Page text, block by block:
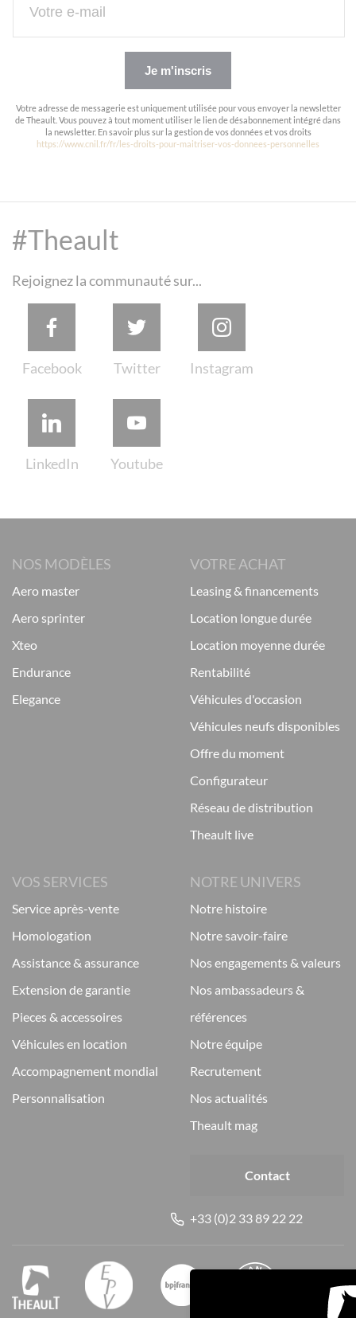
Je m'inscris
Votre adresse de messagerie est uniquement utilisée pour vous envoyer la newsletter
de Theault. Vous pouvez à tout moment utiliser le lien de désabonnement intégré dans
la newsletter. En savoir plus sur la gestion de vos données et vos droits
https://www.cnil.fr/fr/les-droits-pour-maitriser-vos-donnees-personnelles
#Theault
Rejoignez la communauté sur...
NOS MODÈLES
aero master
aero sprinter
xteo
endurance
elegance
VOTRE ACHAT
leasing & financements
location longue durée
location moyenne durée
rentabilité
véhicules d'occasion
véhicules neufs disponibles
offre du moment
configurateur
réseau de distribution
theault live
VOS SERVICES
service après-vente
homologation
assistance & assurance
extension de garantie
pieces & accessoires
véhicules en location
accompagnement mondial
personnalisation
NOTRE UNIVERS
notre histoire
notre savoir-faire
nos engagements & valeurs
nos ambassadeurs &
références
notre équipe
recrutement
nos actualités
theault mag
Contact
+33 (0)2 33 89 22 22